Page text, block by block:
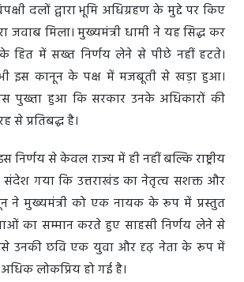
दलों द्वारा भूमि अधिग्रहण के मुद्दे पर किए
जवाब मिला। मुख्यमंत्री धामी ने यह सिद्ध कर
हित में सख्त निर्णय लेने से पीछे नहीं हटते।
इस कानून के पक्ष में मजबूती से खड़ा हुआ।
पुख्ता हुआ कि सरकार उनके अधिकारों की
से प्रतिबद्ध है।
निर्णय से केवल राज्य में ही नहीं बल्कि राष्ट्रीय
संदेश गया कि उत्तराखंड का नेतृत्व सशक्त और
ने मुख्यमंत्री को एक नायक के रूप में प्रस्तुत
का सम्मान करते हुए साहसी निर्णय लेने से
उनकी छवि एक युवा और दृढ़ नेता के रूप में
अधिक लोकप्रिय हो गई है।